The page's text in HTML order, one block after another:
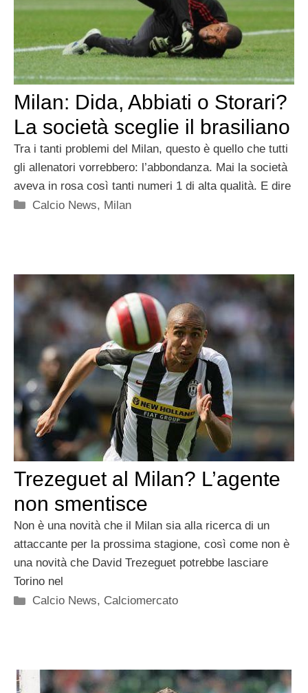
Milan: Dida, Abbiati o Storari?
La società sceglie il brasiliano
Tra i tanti problemi del Milan, questo è quello che tutti
gli allenatori vorrebbero: l’abbondanza. Mai la società
aveva in rosa così tanti numeri 1 di alta qualità. E dire
Categorie
Calcio News, Milan
Trezeguet al Milan? L’agente
non smentisce
Non è una novità che il Milan sia alla ricerca di un
attaccante per la prossima stagione, così come non è
una novità che David Trezeguet potrebbe lasciare
Torino nel
Categorie
Calcio News, Calciomercato